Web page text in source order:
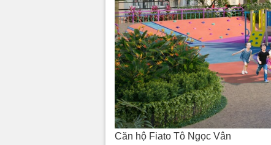
Căn hộ Fiato Tô Ngọc Vân